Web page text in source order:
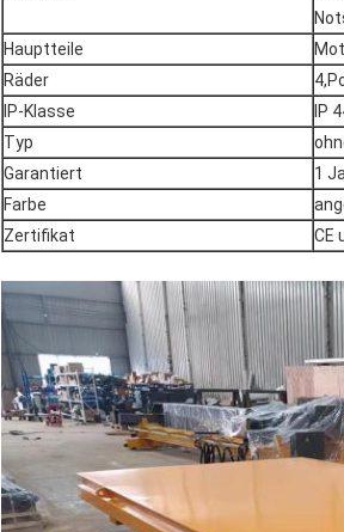
Hauptteile
Räder
IP-Klasse
IP
Typ
Garantiert
1
Farbe
Zertifikat
CE